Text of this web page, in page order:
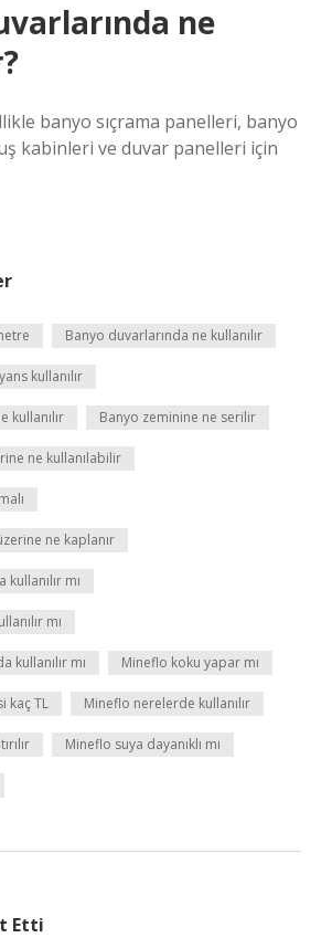
ne
banyo sıçrama panelleri, banyo
kabinleri ve duvar panelleri için
Banyo duvarlarında ne kullanılır
kullanılır
kullanılır Banyo zeminine ne serilir
ne kullanılabilir
ne kaplanır
mı
mı
kullanılır mı Mineflo koku yapar mı
kaç TL Mineflo nerelerde kullanılır
Mineflo suya dayanıklı mı
Etti